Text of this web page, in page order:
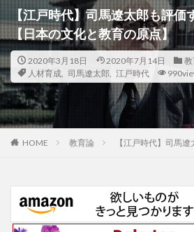
【江戸時代】司馬遼太郎も評価
【日本の文化と教育の原点】
2020年3月18日 2020年7月14日
教
人材育成
司馬遼太郎 江戸時代
HOME 教育論 【江戸時代】司馬